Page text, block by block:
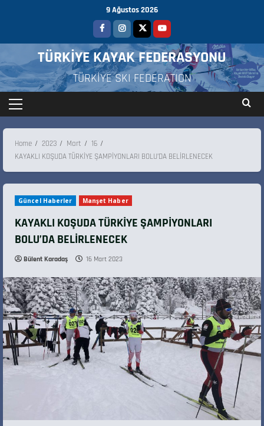
9 Ağustos 2026
TÜRKİYE KAYAK FEDERASYONU
TÜRKİYE SKI FEDERATION
Home 2023 Mart
16
KAYAKLI KOŞUDA TÜRKİYE ŞAMPİYONLARI BOLU’DA BELİRLENECEK
Güncel Haberler Manşet Haber
KAYAKLI KOŞUDA TÜRKİYE ŞAMPİYONLARI
BOLU’DA BELİRLENECEK
Bülent Karadaş 16 Mart 2023